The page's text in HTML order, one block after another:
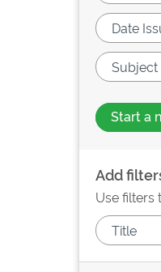
Start a
Add
Use filters